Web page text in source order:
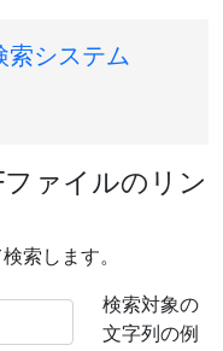
索システム
ァイルのリン
索します。
検索対象の
文字列の例